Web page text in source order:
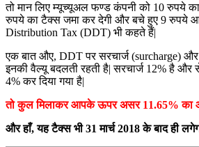
तो मान लिए म्यूच्यूअल फण्ड कंपनी को 10 रुपये
रुपये का टैक्स जमा कर देगी और बचे हुए 9 रुपये
Distribution Tax (DDT) भी कहते हैं|
एक बात औए, DDT पर सरचार्ज (surcharge)
इनकी वैल्यू बदलती रहती है| सरचार्ज 12% है
4% कर दिया गया है|
तो कुल मिलाकर आपके ऊपर असर 11.65% का
और हाँ, यह टैक्स भी 31 मार्च 2018 के बाद ही